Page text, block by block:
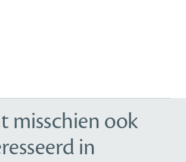
misschien ook
in